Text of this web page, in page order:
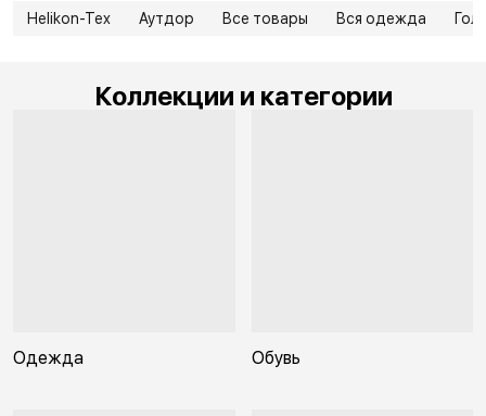
Helikon-Tex Аутдор Все товары Вся одежда
Коллекции и категории
Одежда Обувь